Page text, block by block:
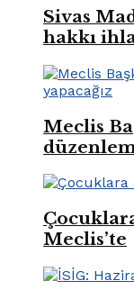
Sivas
hakkı
Meclis
Meclis’te